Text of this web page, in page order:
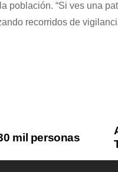
población. “Si ves una
recorridos de
mil personas